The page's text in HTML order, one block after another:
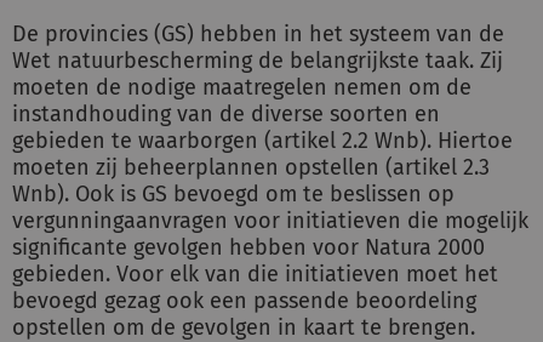
De provincies (GS) hebben in het systeem van de
Wet natuurbescherming de belangrijkste taak. Zij
moeten de nodige maatregelen nemen om de
instandhouding van de diverse soorten en
gebieden te waarborgen (artikel 2.2 Wnb). Hiertoe
moeten zij beheerplannen opstellen (artikel 2.3
Wnb). Ook is GS bevoegd om te beslissen op
vergunningaanvragen voor initiatieven die mogelijk
significante gevolgen hebben voor Natura 2000
gebieden. Voor elk van die initiatieven moet het
bevoegd gezag ook een passende beoordeling
opstellen om de gevolgen in kaart te brengen.